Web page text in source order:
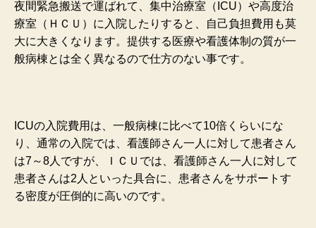
夜間緊急搬送で運ばれて、集中治療室（ICU）や高度治
療室（ＨＣＵ）に入院したりすると、自己負担費用も莫
大に大きくなります。提供する医療や看護体制の質が一
般病棟とは全く異なるので仕方のない事です。
ICUの入院費用は、一般病棟に比べて10倍くらいにな
り、 通常の入院では、看護師さん一人に対して患者さん
は7～8人ですが、ＩＣＵでは、看護師さん一人に対して
患者さんは2人といった具合に、 患者さんをサポートす
る密度が圧倒的に高いのです。